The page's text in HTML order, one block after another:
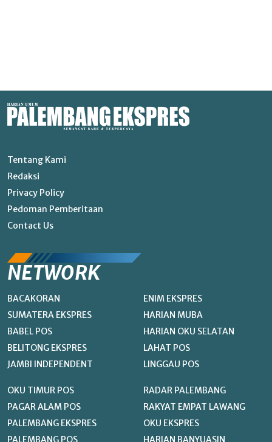
Tentang Kami
Redaksi
Privacy Policy
Pedoman Pemberitaan
Contact Us
NETWORK
BACAKORAN
SUMATERA EKSPRES
BABEL POS
BELITONG EKSPRES
JAMBI INDEPENDENT
ENIM EKSPRES
HARIAN MUBA
HARIAN OKU SELATAN
LAHAT POS
LINGGAU POS
OKU TIMUR POS
PAGAR ALAM POS
PALEMBANG EKSPRES
PALEMBANG POS
RADAR PALEMBANG
RAKYAT EMPAT LAWANG
OKU EKSPRES
HARIAN BANYUASIN